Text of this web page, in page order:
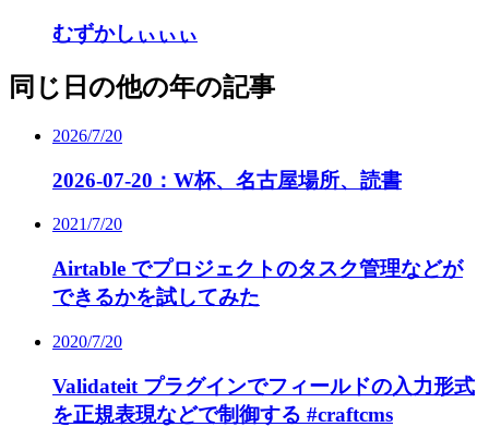
むずかしぃぃぃ
同じ日の他の年の記事
2026/7/20
2026-07-20：W杯、名古屋場所、読書
2021/7/20
Airtable でプロジェクトのタスク管理などが
できるかを試してみた
2020/7/20
Validateit プラグインでフィールドの入力形式
を正規表現などで制御する #craftcms